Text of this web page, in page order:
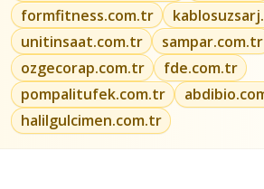
formfitness.com.tr
unitinsaat.com.tr
sampar.com.tr
ozgecorap.com.tr
fde.com.tr
pompalitufek.com.tr
halilgulcimen.com.tr